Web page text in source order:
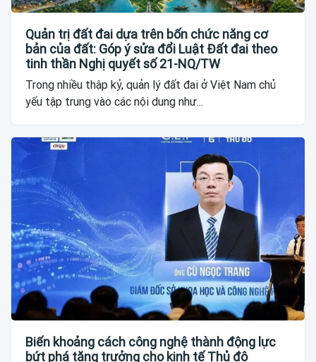
Quản trị đất đai dựa trên bốn chức năng cơ
bản của đất: Góp ý sửa đổi Luật Đất đai theo
tinh thần Nghị quyết số 21-NQ/TW
Trong nhiều thập kỷ, quản lý đất đai ở Việt Nam chủ
yếu tập trung vào các nội dung như...
Biến khoảng cách công nghệ thành động lực
bứt phá tăng trưởng cho kinh tế Thủ đô